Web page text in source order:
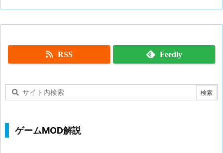
RSS Feedly
ゲームMOD解説